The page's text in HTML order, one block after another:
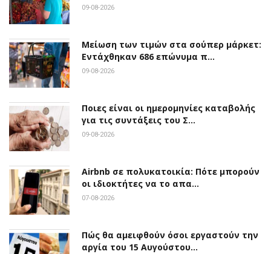
09-08-2026
Μείωση των τιμών στα σούπερ μάρκετ:
Εντάχθηκαν 686 επώνυμα π…
09-08-2026
Ποιες είναι οι ημερομηνίες καταβολής
για τις συντάξεις του Σ…
09-08-2026
Airbnb σε πολυκατοικία: Πότε μπορούν
οι ιδιοκτήτες να το απα…
07-08-2026
Πώς θα αμειφθούν όσοι εργαστούν την
αργία του 15 Αυγούστου…